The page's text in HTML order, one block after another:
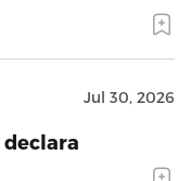
Jul 30, 2026
declara